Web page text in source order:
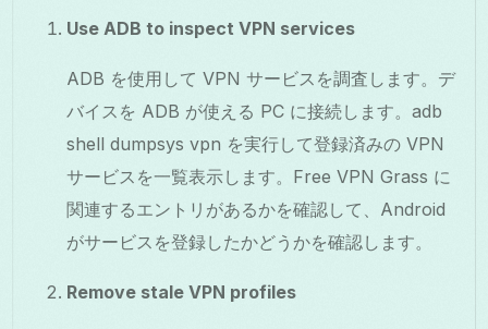
Use ADB to inspect VPN services
ADB を使用して VPN サービスを調査します。デ
バイスを ADB が使える PC に接続します。adb
shell dumpsys vpn を実行して登録済みの VPN
サービスを一覧表示します。Free VPN Grass に
関連するエントリがあるかを確認して、Android
がサービスを登録したかどうかを確認します。
Remove stale VPN profiles